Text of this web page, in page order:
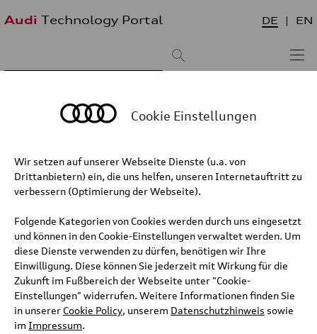
Audi Technology Portal DE EN
älteste zuerst
Audi Q8 concept
Der Audi Q8 concept steht für maximales Prestige. Er vereint SUV-
Coupés. Den Antrieb übernimmt ein starker und zugleich
hocheffizienter Plug-in-Hybrid mit 330 kW Systemleistung und
700 Nm Drehmoment. Das Concept-Car ist die Basis für ein
Serienmodell, das Audi im Jahr 2018 auf den Markt bringt.
Mit 5,02 Meter Länge sorgt der Audi Q8 concept für einen
eindrucksvollen Auftritt in der Oberklasse. Dank eines Radstandes
von drei Metern bietet das Showcar viel Platz für Passagiere und
Cookie Einstellungen
Wir setzen auf unserer Webseite Dienste (u.a. von
Drittanbietern) ein, die uns helfen, unseren Internetauftritt zu
verbessern (Optimierung der Webseite).
Folgende Kategorien von Cookies werden durch uns eingesetzt
und können in den Cookie-Einstellungen verwaltet werden. Um
diese Dienste verwenden zu dürfen, benötigen wir Ihre
Einwilligung. Diese können Sie jederzeit mit Wirkung für die
Zukunft im Fußbereich der Webseite unter "Cookie-
Einstellungen" widerrufen. Weitere Informationen finden Sie
in unserer Cookie Policy, unserem Datenschutzhinweis sowie
im Impressum.